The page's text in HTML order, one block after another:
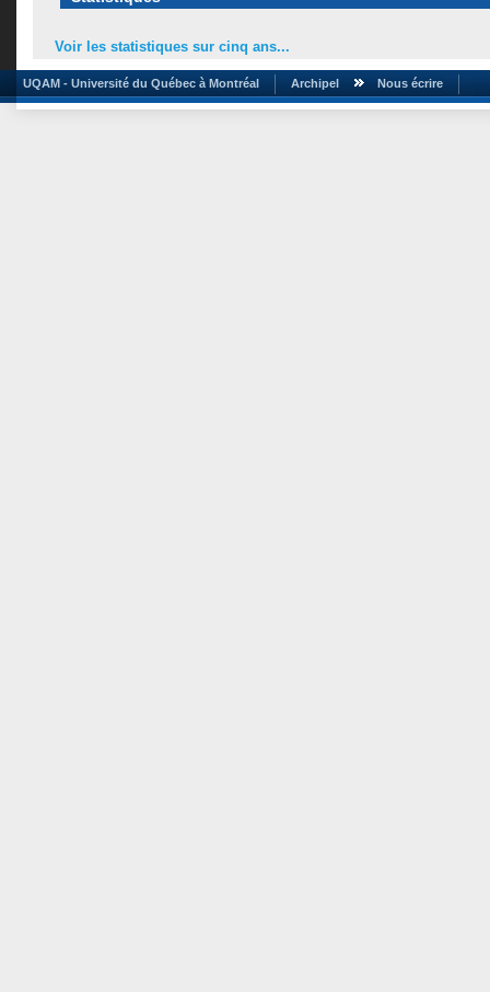
Voir les statistiques sur cinq ans...
UQAM - Université du Québec à Montréal Archipel Nous écrire